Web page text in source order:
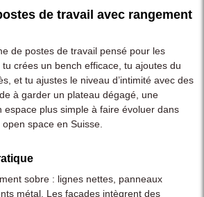
de travail avec rangement
de postes de travail pensé pour les
crées un bench efficace, tu ajoutes du
et tu ajustes le niveau d’intimité avec des
à garder un plateau dégagé, une
espace plus simple à faire évoluer dans
space en Suisse.
sobre : lignes nettes, panneaux
métal. Les façades intègrent des